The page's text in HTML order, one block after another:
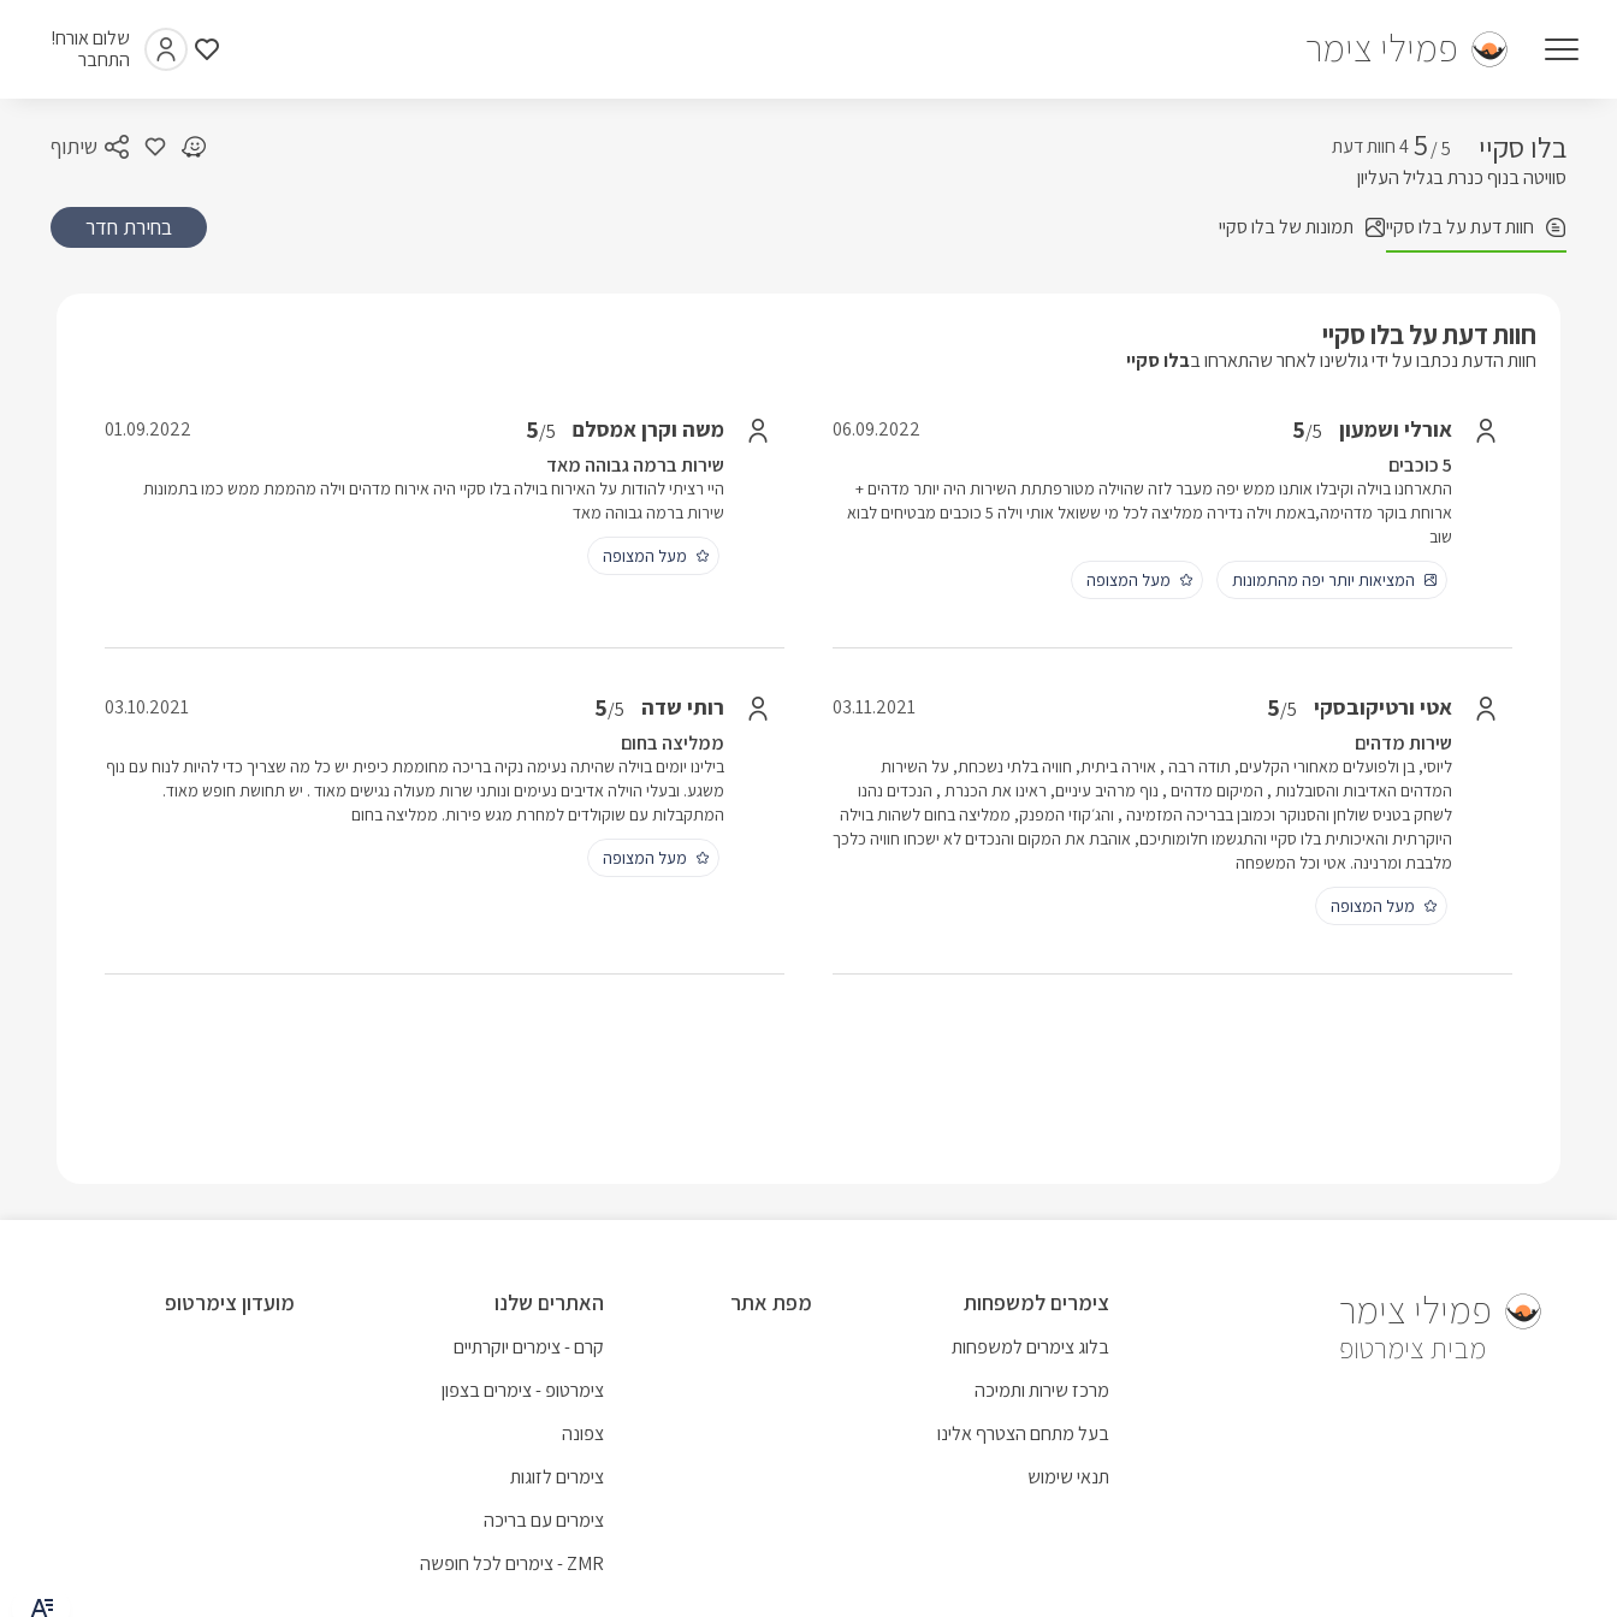
פמילי צימר
שלום אורח!
התחבר
בלו סקיי 5 /
5
סוויטה בנוף כנרת בגליל העליון
חוות דעת על בלו סקיי
תמונות של בלו סקיי
שיתוף
בחירת חדר
חוות דעת על בלו סקיי
חוות הדעת נכתבו על ידי גולשינו לאחר שהתארחו בבלו סקיי
אורלי ושמעון 5/5
06.09.2022
5 כוכבים
התארחנו בוילה וקיבלו אותנו ממש יפה מעבר לזה שהוילה מטורפתתת השירות היה יותר מדהים +
ארוחת בוקר מדהימה,באמת וילה נדירה ממליצה לכל מי ששואל אותי וילה 5 כוכבים מבטיחים לבוא
שוב
המציאות יותר יפה מהתמונות
מעל המצופה
משה וקרן אמסלם 5/5
01.09.2022
שירות ברמה גבוהה מאד
היי רציתי להודות על האירוח בוילה בלו סקיי היה אירוח מדהים וילה מהממת ממש כמו בתמונות
שירות ברמה גבוהה מאד
מעל המצופה
אטי ורטיקובסקי 5/5
03.11.2021
שירות מדהים
ליוסי, בן ולפועלים מאחורי הקלעים, תודה רבה , אוירה ביתית, חוויה בלתי נשכחת, על השירות
המדהים האדיבות והסובלנות , המיקום מדהים , נוף מרהיב עיניים, ראינו את הכנרת , הנכדים נהנו
לשחק בטניס שולחן והסנוקר וכמובן בבריכה המזמינה , והג׳קוזי המפנק, ממליצה בחום לשהות בוילה
היוקרתית והאיכותית בלו סקיי והתגשמו חלומותיכם, אוהבת את המקום והנכדים לא ישכחו חוויה כלכך
מלבבת ומרנינה. אטי וכל המשפחה
מעל המצופה
רותי שדה 5/5
03.10.2021
ממליצה בחום
בילינו יומים בוילה שהיתה נעימה נקיה בריכה מחוממת כיפית יש כל מה שצריך כדי להיות לנוח עם נוף
משגע. ובעלי הוילה אדיבים נעימים ונותני שרות מעולה נגישים מאוד . יש תחושת חופש מאוד.
המתקבלות עם שוקולדים למחרת מגש פירות. ממליצה בחום
מעל המצופה
פמילי צימר
צימרטופ
צימרים למשפחות
בלוג צימרים למשפחות
מרכז שירות ותמיכה
בעל מתחם הצטרף אלינו
תנאי שימוש
מפת אתר האתרים שלנו
קרם - צימרים יוקרתיים
צימרטופ - צימרים בצפון
צפונה
צימרים לזוגות
צימרים עם בריכה
ZMR - צימרים לכל חופשה
מועדון צימרטופ